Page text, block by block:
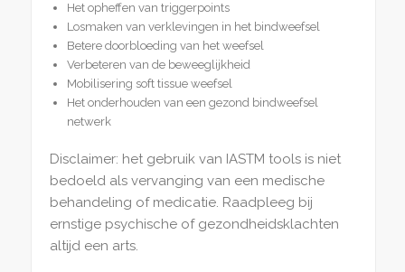
Het opheffen van triggerpoints
Losmaken van verklevingen in het bindweefsel
Betere doorbloeding van het weefsel
Verbeteren van de beweeglijkheid
Mobilisering soft tissue weefsel
Het onderhouden van een gezond bindweefsel
netwerk
Disclaimer: het gebruik van IASTM tools is niet
bedoeld als vervanging van een medische
behandeling of medicatie. Raadpleeg bij
ernstige psychische of gezondheidsklachten
altijd een arts.